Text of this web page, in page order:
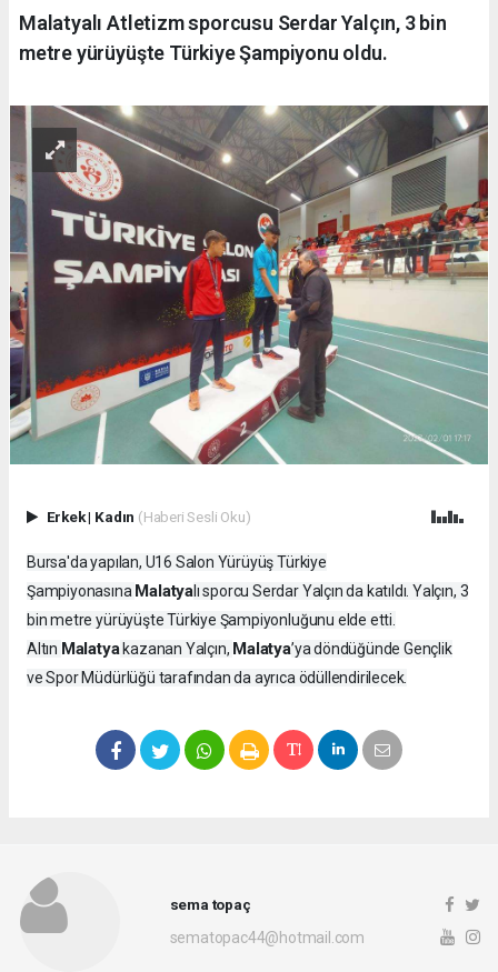
Malatyalı Atletizm sporcusu Serdar Yalçın, 3 bin
metre yürüyüşte Türkiye Şampiyonu oldu.
Erkek| Kadın (Haberi Sesli Oku)
Bursa'da yapılan, U16 Salon Yürüyüş Türkiye
Şampiyonasına Malatyalı sporcu Serdar Yalçın da katıldı. Yalçın, 3
bin metre yürüyüşte Türkiye Şampiyonluğunu elde etti.
Altın Malatyakazanan Yalçın, Malatya’ya döndüğünde Gençlik
ve Spor Müdürlüğü tarafından da ayrıca ödüllendirilecek.
sema topaç
sematopac44@hotmail.com